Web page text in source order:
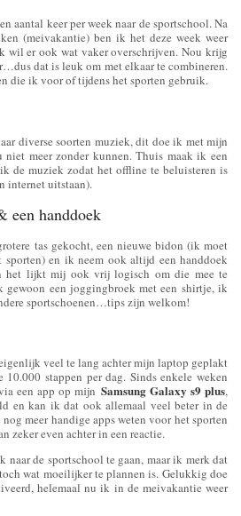
aantal keer per week naar de sportschool. Na
(meivakantie) ben ik het deze week weer
wil er ook wat vaker overschrijven. Nou krijg
dat is leuk om met elkaar te combineren.
die ik voor of tijdens het sporten gebruik.
diverse soorten muziek, dit doe ik met mijn
meer zonder kunnen. Thuis maak ik een
de muziek zodat het offline te beluisteren is
internet uitstaan).
een handdoek
tas gekocht, een nieuwe bidon (ik moet
sporten) en ik neem ook altijd een handdoek
het lijkt mij ook vrij logisch om die mee te
gewoon een joggingbroek met een shirtje, ik
sportschoenen…tips zijn welkom!
veel te lang achter mijn laptop geplakt
stappen per dag. Sinds enkele weken
een app op mijn Samsung Galaxy s9 plus,
en kan ik dat ook allemaal veel beter in de
meer handige apps weten voor het sporten
zeker even achter in een reactie.
naar de sportschool te gaan, maar ik merk dat
wat moeilijker te plannen is. Gelukkig doe
helemaal nu ik in de meivakantie weer